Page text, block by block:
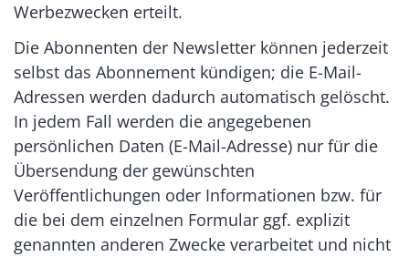
Werbezwecken erteilt.
Die Abonnenten der Newsletter können jederzeit
selbst das Abonnement kündigen; die E-Mail-
Adressen werden dadurch automatisch gelöscht.
In jedem Fall werden die angegebenen
persönlichen Daten (E-Mail-Adresse) nur für die
Übersendung der gewünschten
Veröffentlichungen oder Informationen bzw. für
die bei dem einzelnen Formular ggf. explizit
genannten anderen Zwecke verarbeitet und nicht